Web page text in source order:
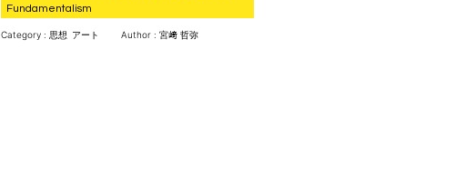
Fundamentalism
Category : 思想 アート Author : 宮﨑 哲弥